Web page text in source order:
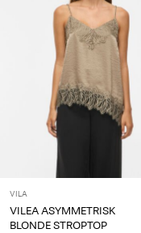
VILA
VILEA ASYMMETRISK
BLONDE STROPTOP